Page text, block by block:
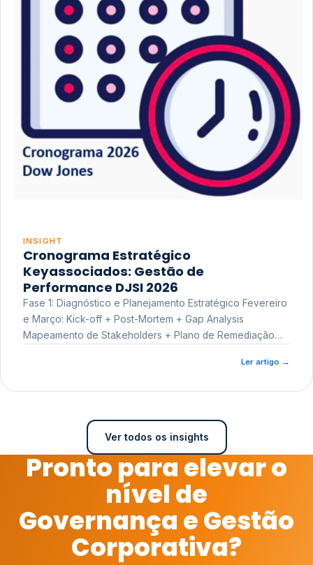
INSIGHT
Cronograma Estratégico
Keyassociados: Gestão de
Performance DJSI 2026
Fase 1: Diagnóstico e Planejamento Estratégico Fevereiro
e Março: Kick-off + Post-Mortem + Gap Analysis
Mapeamento de Stakeholders + Plano de Remediação
Ler artigo →
Ver todos os insights
Pronto para elevar o
nível de
Governança e Gestão
Corporativa?